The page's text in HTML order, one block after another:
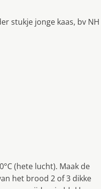
stukje jonge kaas, bv NH
(hete lucht). Maak de
het brood 2 of 3 dikke